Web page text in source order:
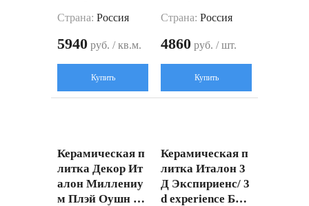
Страна: Россия
5940 руб. / кв.м.
Купить
Страна: Россия
4860 руб. / шт.
Купить
Керамическая п
литка Декор Ит
алон Миллениу
м Плэй Оушн 60
Керамическая п
литка Италон 3
Д Экспириенс/ 3
d experience Бол